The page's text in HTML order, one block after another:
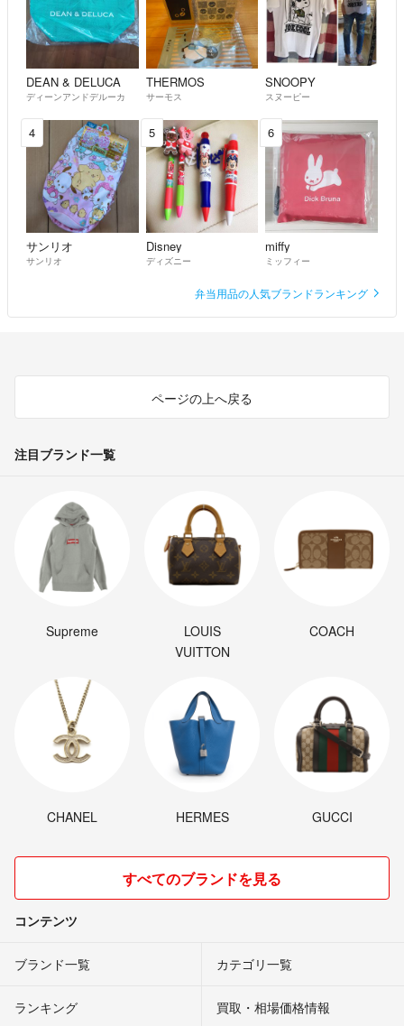
DEAN & DELUCA
ディーンアンドデルーカ
THERMOS
サーモス
SNOOPY
スヌーピー
4
サンリオ
サンリオ
5
Disney
ディズニー
6
miffy
ミッフィー
弁当用品の人気ブランドランキング
ページの上へ戻る
注目ブランド一覧
Supreme
LOUIS
VUITTON
COACH
CHANEL HERMES GUCCI
すべてのブランドを見る
コンテンツ
ブランド一覧 カテゴリ一覧
ランキング 買取・相場価格情報